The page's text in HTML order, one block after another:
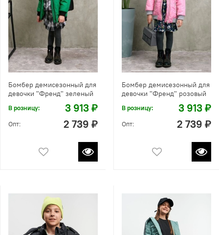
Бомбер демисезонный для
девочки "Френд" зеленый
В розницу: 3 913 ₽
Опт: 2 739 ₽
Бомбер демисезонный для
девочки "Френд" розовый
В розницу: 3 913 ₽
Опт: 2 739 ₽